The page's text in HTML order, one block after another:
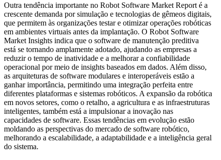
Outra tendência importante no Robot Software Market Report é a
crescente demanda por simulação e tecnologias de gêmeos digitais,
que permitem às organizações testar e otimizar operações robóticas
em ambientes virtuais antes da implantação. O Robot Software
Market Insights indica que o software de manutenção preditiva
está se tornando amplamente adotado, ajudando as empresas a
reduzir o tempo de inatividade e a melhorar a confiabilidade
operacional por meio de insights baseados em dados. Além disso,
as arquiteturas de software modulares e interoperáveis ​​estão a
ganhar importância, permitindo uma integração perfeita entre
diferentes plataformas e sistemas robóticos. A expansão da robótica
em novos setores, como o retalho, a agricultura e as infraestruturas
inteligentes, também está a impulsionar a inovação nas
capacidades de software. Essas tendências em evolução estão
moldando as perspectivas do mercado de software robótico,
melhorando a escalabilidade, a adaptabilidade e a inteligência geral
do sistema.